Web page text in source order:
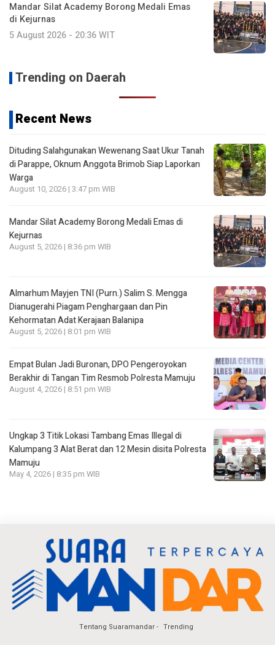
Mandar Silat Academy Borong Medali Emas
di Kejurnas
5 August 2026 - 20:36 WIT
Trending on Daerah
Recent News
Dituding Salahgunakan Wewenang Saat Ukur Tanah
di Parappe, Oknum Anggota Brimob Siap Laporkan
Warga
August 10, 2026 | 3:47 pm WIB
Mandar Silat Academy Borong Medali Emas di
Kejurnas
August 5, 2026 | 8:36 pm WIB
Almarhum Mayjen TNI (Purn.) Salim S. Mengga
Dianugerahi Piagam Penghargaan dan Pin
Kehormatan Adat Kerajaan Balanipa
August 5, 2026 | 8:01 pm WIB
Empat Bulan Jadi Buronan, DPO Pengeroyokan
Berakhir di Tangan Tim Resmob Polresta Mamuju
August 4, 2026 | 8:51 pm WIB
Ungkap 3 Titik Lokasi Tambang Emas Illegal di
Kalumpang 3 Alat Berat dan 12 Mesin disita Polresta
Mamuju
May 4, 2026 | 8:35 pm WIB
Tentang Suaramandar Trending